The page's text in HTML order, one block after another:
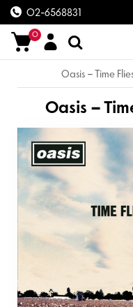
02-6568831
0
Oasis – Time
Oasis –